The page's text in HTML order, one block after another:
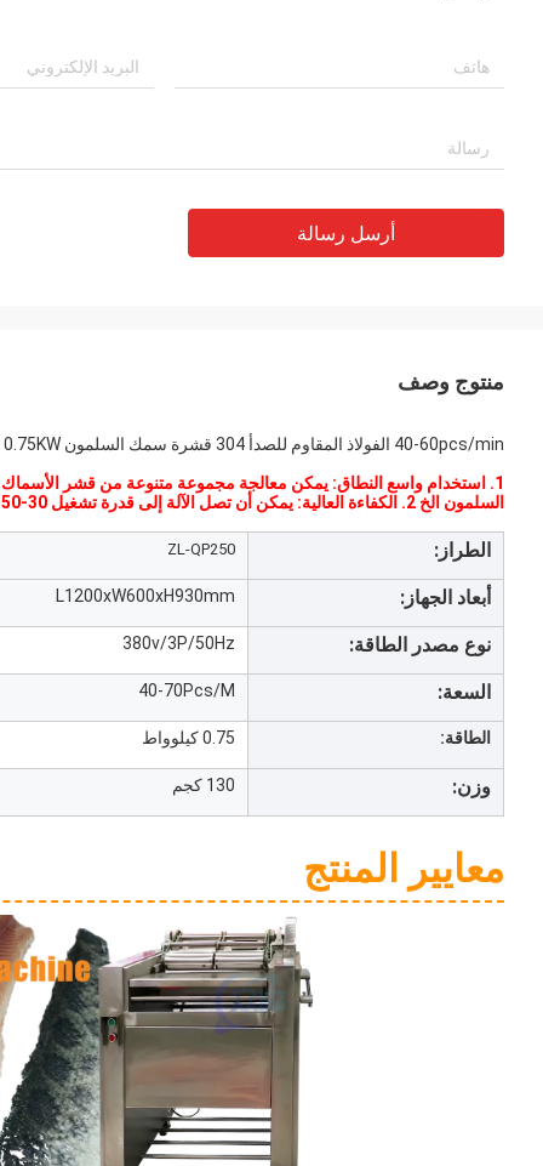
أرسل رسالة
منتوج وصف
40-60pcs/min الفولاذ المقاوم للصدأ 304 قشرة سمك السلمون 0.75KW قشرة السلمون
1. استخدام واسع النطاق: يمكن معالجة مجموعة متنوعة من قشر الأسماك
السلمون الخ 2. الكفاءة العالية: يمكن أن تصل الآلة إلى قدرة تشغيل 30-50 شخص;3. تأثير جيد: تأثير قشر جيد، نظيفة ونظيفة؛
الطراز: ZL-QP250
أبعاد الجهاز: L1200xW600xH930mm
نوع مصدر الطاقة: 380v/3P/50Hz
السعة: 40-70Pcs/M
الطاقة: 0.75 كيلوواط
وزن: 130 كجم
معايير المنتج